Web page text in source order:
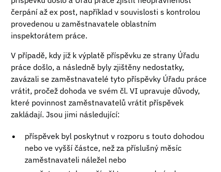
čerpání až ex post, například v souvislosti s kontrolou
provedenou u zaměstnavatele oblastním
inspektorátem práce.
V případě, kdy již k výplatě příspěvku ze strany Úřadu
práce došlo, a následně byly zjištěny nedostatky,
zavázali se zaměstnavatelé tyto příspěvky Úřadu práce
vrátit, pročež dohoda ve svém čl. VI upravuje důvody,
které povinnost zaměstnavatelů vrátit příspěvek
zakládají. Jsou jimi následující:
příspěvek byl poskytnut v rozporu s touto dohodou
nebo ve vyšší částce, než za příslušný měsíc
zaměstnavateli náležel nebo